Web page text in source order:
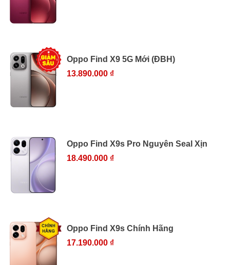
Oppo Find X9 5G Mới (ĐBH)
13.890.000 ₫
Oppo Find X9s Pro Nguyên Seal Xịn
18.490.000 ₫
Oppo Find X9s Chính Hãng
17.190.000 ₫